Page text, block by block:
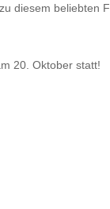
diesem beliebten
20. Oktober statt!